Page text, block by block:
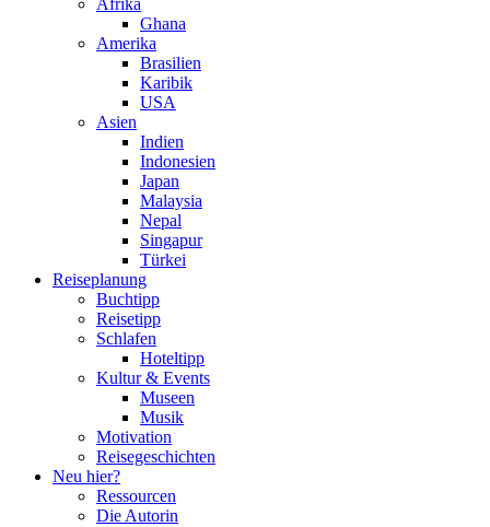
Afrika
Ghana
Amerika
Brasilien
Karibik
USA
Asien
Indien
Indonesien
Japan
Malaysia
Nepal
Singapur
Türkei
Reiseplanung
Buchtipp
Reisetipp
Schlafen
Hoteltipp
Kultur & Events
Museen
Musik
Motivation
Reisegeschichten
Neu hier?
Ressourcen
Die Autorin